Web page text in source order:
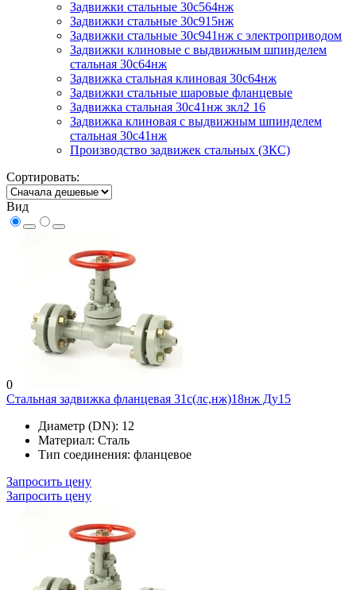
Задвижки стальные 30с564нж
Задвижки стальные 30с915нж
Задвижки стальные 30с941нж с электроприводом
Задвижки клиновые с выдвижным шпинделем
стальная 30с64нж
Задвижка стальная клиновая 30с64нж
Задвижки стальные шаровые фланцевые
Задвижка стальная 30с41нж зкл2 16
Задвижка клиновая с выдвижным шпинделем
стальная 30с41нж
Производство задвижек стальных (ЗКС)
Сортировать:
Вид
0
Стальная задвижка фланцевая 31с(лс,нж)18нж Ду15
Диаметр (DN): 12
Материал: Сталь
Тип соединения: фланцевое
Запросить цену
Запросить цену